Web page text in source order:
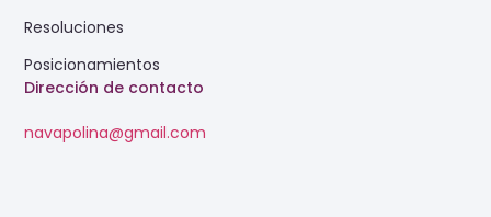
Dirección de contacto
navapolina@gmail.com
Resoluciones
Posicionamientos